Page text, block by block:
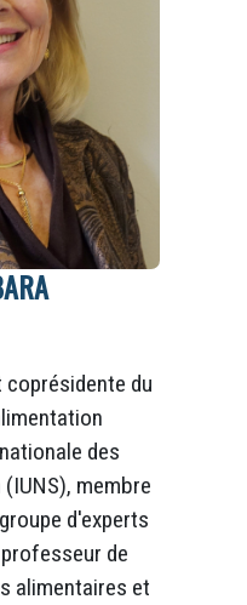
coprésidente du
des
membre
d'experts
de
alimentaires et